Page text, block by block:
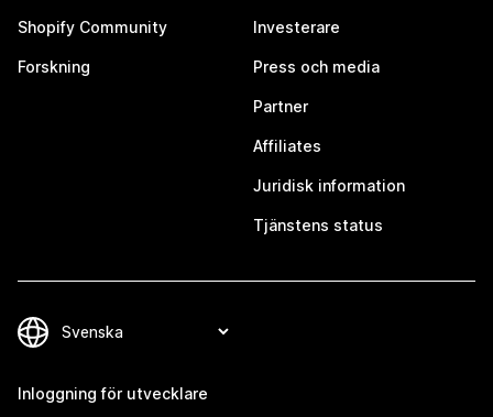
Shopify Community
Forskning
Investerare
Press och media
Partner
Affiliates
Juridisk information
Tjänstens status
Inloggning för utvecklare